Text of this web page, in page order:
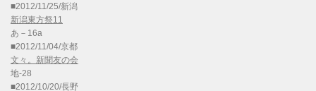
■2012/11/25/新潟
新潟東方祭11
あ－16a
■2012/11/04/京都
文々。新聞友の会
地-28
■2012/10/20/長野